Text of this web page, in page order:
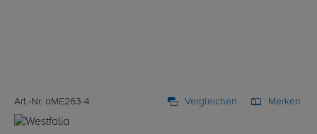
Art.-Nr. aME263-4 Vergleichen Merken